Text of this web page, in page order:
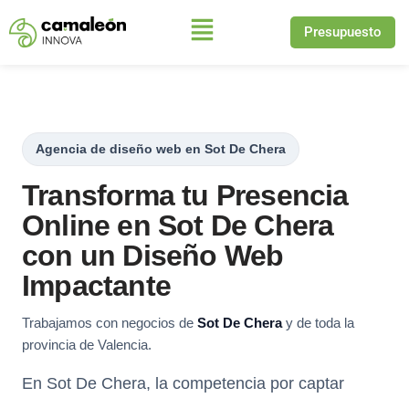
Saltar
Presupuesto
Agencia de diseño web en Sot De Chera
Transforma tu Presencia
Online en Sot De Chera
con un Diseño Web
Impactante
Trabajamos con negocios de Sot De Cheray de toda la
provincia de Valencia.
En Sot De Chera, la competencia por captar